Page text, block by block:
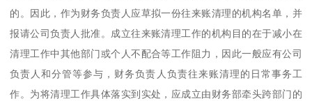
的。因此，作为财务负责人应草拟一份往来账清理的机构名单，并
报请公司负责人批准。成立往来账清理工作的机构目的在于减小在
清理工作中其他部门或个人不配合等工作阻力，因此一般应有公司
负责人和分管等参与，财务负责人负责往来账清理的日常事务工
作。为将清理工作具体落实到实处，应成立由财务部牵头跨部门的